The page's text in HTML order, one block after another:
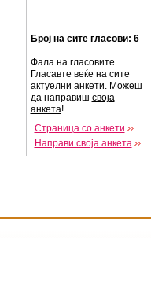
Број на сите гласови: 6
Фала на гласовите.
Гласавте веќе на сите
актуелни анкети. Можеш
да направиш своја
анкета!
Страница со анкети
Направи своја анкета